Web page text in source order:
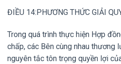
ĐIỀU 14:PHƯƠNG THỨC GIẢI
Trong quá trình thực hiện Hợp
chấp, các Bên cùng nhau thương
nguyên tắc tôn trọng quyền lợi